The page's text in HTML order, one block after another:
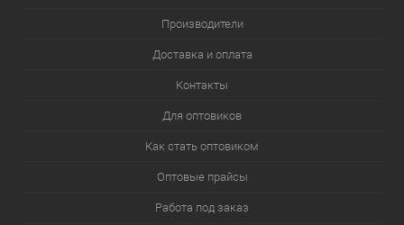
Производители
Доставка и оплата
Контакты
Для оптовиков
Как стать оптовиком
Оптовые прайсы
Работа под заказ